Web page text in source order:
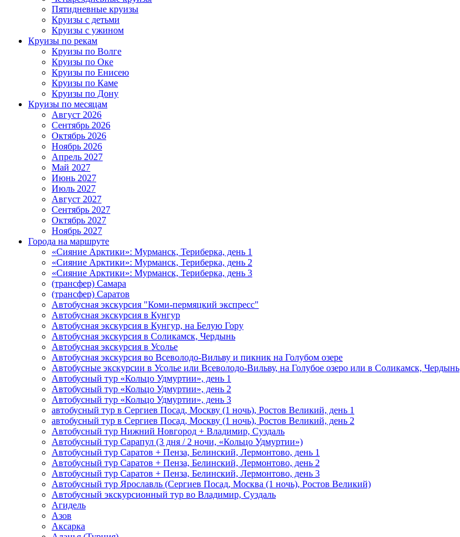
Пятидневные круизы
Круизы с детьми
Круизы с ужином
Круизы по рекам
Круизы по Волге
Круизы по Оке
Круизы по Енисею
Круизы по Каме
Круизы по Дону
Круизы по месяцам
Август 2026
Сентябрь 2026
Октябрь 2026
Ноябрь 2026
Апрель 2027
Май 2027
Июнь 2027
Июль 2027
Август 2027
Сентябрь 2027
Октябрь 2027
Ноябрь 2027
Города на маршруте
«Сияние Арктики»: Мурманск, Териберка, день 1
«Сияние Арктики»: Мурманск, Териберка, день 2
«Сияние Арктики»: Мурманск, Териберка, день 3
(трансфер) Самара
(трансфер) Саратов
Автобусная экскурсия "Коми-пермяцкий экспресс"
Автобусная экскурсия в Кунгур
Автобусная экскурсия в Кунгур, на Белую Гору
Автобусная экскурсия в Соликамск, Чердынь
Автобусная экскурсия в Усолье
Автобусная экскурсия во Всеволодо-Вильву и пикник на Голубом озере
Автобусные экскурсии в Усолье или Всеволодо-Вильву, на Голубое озеро или в Соликамск, Чердынь
Автобусный тур «Кольцо Удмуртии», день 1
Автобусный тур «Кольцо Удмуртии», день 2
Автобусный тур «Кольцо Удмуртии», день 3
автобусный тур в Сергиев Посад, Москву (1 ночь), Ростов Великий, день 1
автобусный тур в Сергиев Посад, Москву (1 ночь), Ростов Великий, день 2
Автобусный тур Нижний Новгород + Владимир, Суздаль
Автобусный тур Сарапул (3 дня / 2 ночи, «Кольцо Удмуртии»)
Автобусный тур Саратов + Пенза, Белинский, Лермонтово, день 1
Автобусный тур Саратов + Пенза, Белинский, Лермонтово, день 2
Автобусный тур Саратов + Пенза, Белинский, Лермонтово, день 3
Автобусный тур Ярославль (Сергиев Посад, Москва (1 ночь), Ростов Великий)
Автобусный экскурсионный тур во Владимир, Суздаль
Агидель
Азов
Аксарка